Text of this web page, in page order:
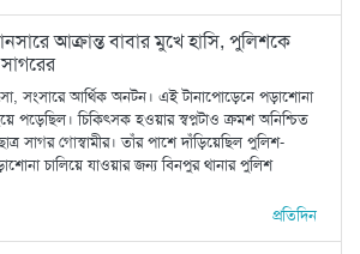
আক্রান্ত বাবার মুখে হাসি, পুলিশকে
সংসারে আর্থিক অনটন। এই টানাপোড়েনে পড়াশোনা
পড়েছিল। চিকিৎসক হওয়ার স্বপ্নটাও ক্রমশ অনিশ্চিত
সাগর গোস্বামীর। তাঁর পাশে দাঁড়িয়েছিল পুলিশ-
চালিয়ে যাওয়ার জন্য বিনপুর থানার পুলিশ
প্রতিদিন